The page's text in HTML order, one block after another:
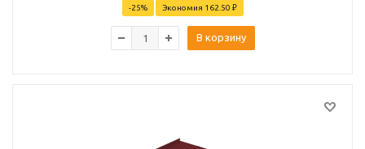
-25% Экономия 162.50 ₽
В корзину